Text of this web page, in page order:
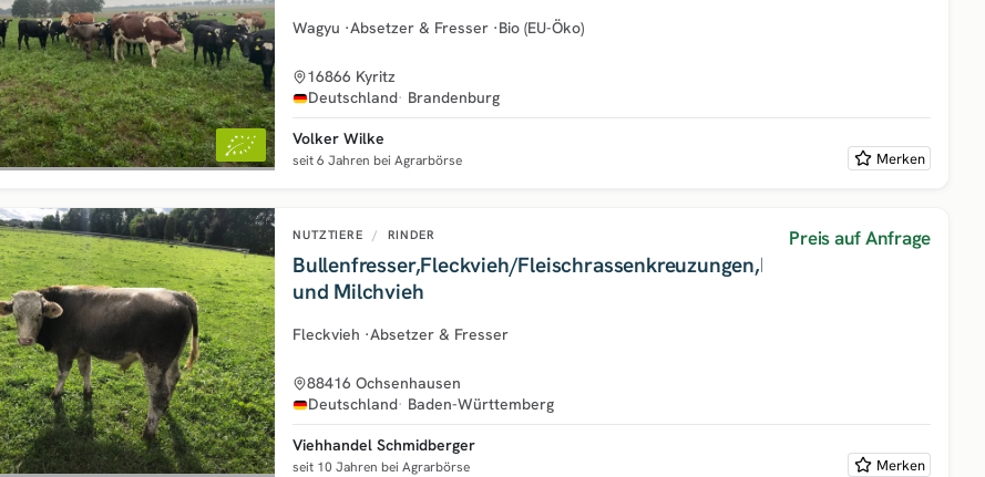
Wagyu ·Absetzer & Fresser ·Bio (EU-Öko)
16866 Kyritz
Deutschland Brandenburg
Volker Wilke
seit 6 Jahren bei Agrarbörse Merken
NUTZTIERE / RINDER
Bullenfresser,Fleckvieh/Fleischrassenkreuzungen,Futtervieh
und Milchvieh
Preis auf Anfrage
Fleckvieh ·Absetzer & Fresser
88416 Ochsenhausen
Deutschland Baden-Württemberg
Viehhandel Schmidberger
seit 10 Jahren bei Agrarbörse Merken